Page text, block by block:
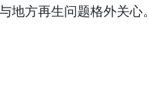
方再生问题格外关心。